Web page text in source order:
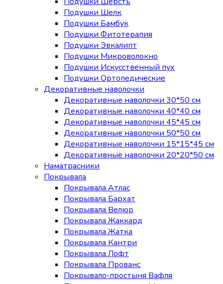
Подушки Шелк
Подушки Бамбук
Подушки Фитотерапия
Подушки Эвкалипт
Подушки Микроволокно
Подушки Искусственный пух
Подушки Ортопедические
Декоративные наволочки
Декоративные наволочки 30*50 см
Декоративные наволочки 40*40 см
Декоративные наволочки 45*45 см
Декоративные наволочки 50*50 см
Декоративные наволочки 15*15*45 см
Декоративные наволочки 20*20*50 см
Наматрасники
Покрывала
Покрывала Атлас
Покрывала Бархат
Покрывала Велюр
Покрывала Жаккард
Покрывала Жатка
Покрывала Кантри
Покрывала Лофт
Покрывала Прованс
Покрывало-простыня Вафля